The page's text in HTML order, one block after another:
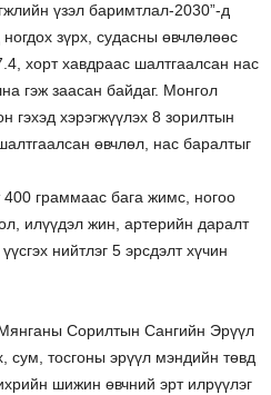
үзэл баримтлал-2030”-д
зүрх, судасны өвчлөлөөс
хорт хавдраас шалтгаалсан нас
гэж заасан байдаг. Монгол
гэхэд хэрэгжүүлэх 8 зорилтын
өвчлөл, нас баралтыг
граммаас бага жимс, ногоо
илүүдэл жин, артерийн даралт
нийтлэг 5 эрсдэлт хүчин
Сорилтын Сангийн Эрүүл
сум, тосгоны эрүүл мэндийн төвд
шижин өвчний эрт илрүүлэг